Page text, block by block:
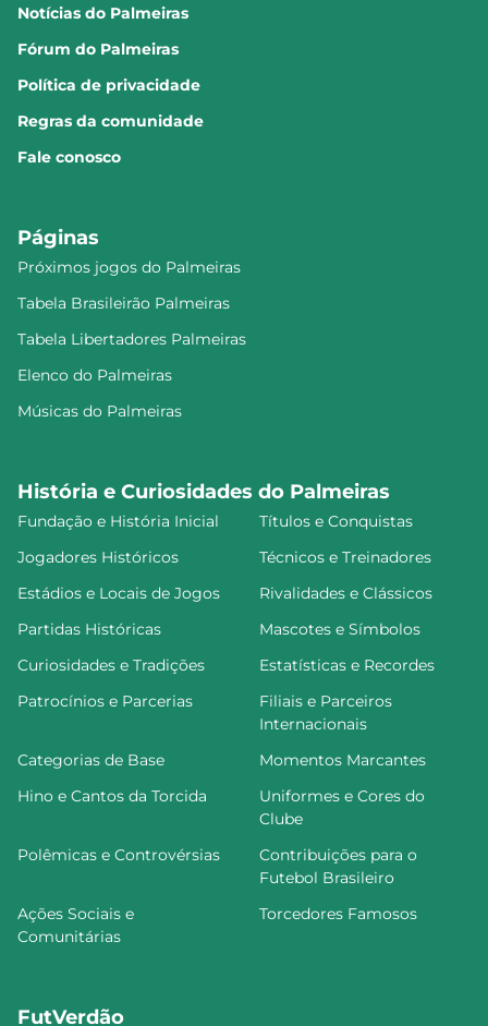
Notícias do Palmeiras
Fórum do Palmeiras
Política de privacidade
Regras da comunidade
Fale conosco
Páginas
Próximos jogos do Palmeiras
Tabela Brasileirão Palmeiras
Tabela Libertadores Palmeiras
Elenco do Palmeiras
Músicas do Palmeiras
História e Curiosidades do Palmeiras
Fundação e História Inicial
Títulos e Conquistas
Jogadores Históricos
Técnicos e Treinadores
Estádios e Locais de Jogos
Rivalidades e Clássicos
Partidas Históricas
Mascotes e Símbolos
Curiosidades e Tradições
Estatísticas e Recordes
Patrocínios e Parcerias
Filiais e Parceiros
Internacionais
Categorias de Base
Momentos Marcantes
Hino e Cantos da Torcida
Uniformes e Cores do
Clube
Polêmicas e Controvérsias
Contribuições para o
Futebol Brasileiro
Ações Sociais e
Comunitárias
Torcedores Famosos
FutVerdão